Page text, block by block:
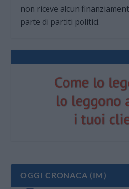
non riceve alcun
parte di partiti politici.
OGGI CRONACA (IM)